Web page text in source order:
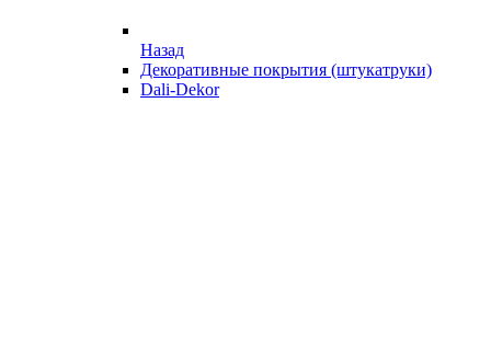
Назад
Декоративные покрытия (штукатруки)
Dali-Dekor